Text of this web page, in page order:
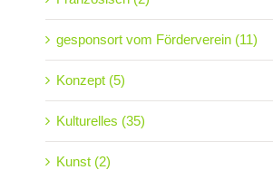
gesponsort vom Förderverein (11)
Konzept (5)
Kulturelles (35)
Kunst (2)